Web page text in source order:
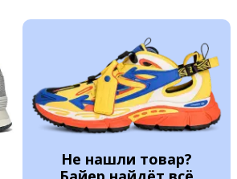
Не нашли товар?